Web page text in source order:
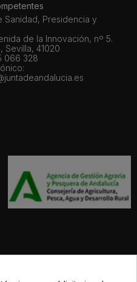
Sanidad, Presidencia y
de la Innovación, nº 5.
Sevilla, 41020
066 328
a título informativo.